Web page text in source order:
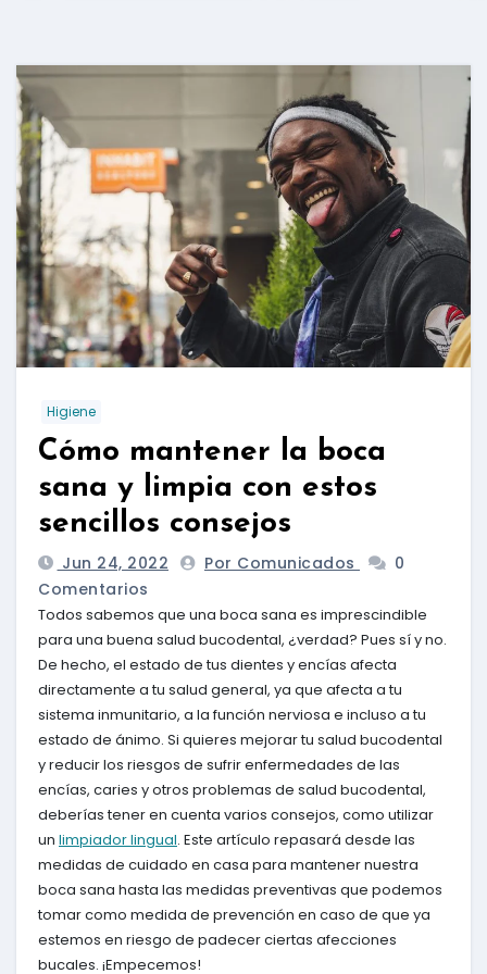
Higiene
Cómo mantener la boca
sana y limpia con estos
sencillos consejos
Jun 24, 2022 Por Comunicados
0
Comentarios
Todos sabemos que una boca sana es imprescindible
para una buena salud bucodental, ¿verdad? Pues sí y no.
De hecho, el estado de tus dientes y encías afecta
directamente a tu salud general, ya que afecta a tu
sistema inmunitario, a la función nerviosa e incluso a tu
estado de ánimo. Si quieres mejorar tu salud bucodental
y reducir los riesgos de sufrir enfermedades de las
encías, caries y otros problemas de salud bucodental,
deberías tener en cuenta varios consejos, como utilizar
un limpiador lingual. Este artículo repasará desde las
medidas de cuidado en casa para mantener nuestra
boca sana hasta las medidas preventivas que podemos
tomar como medida de prevención en caso de que ya
estemos en riesgo de padecer ciertas afecciones
bucales. ¡Empecemos!